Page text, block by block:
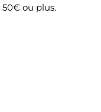
ou plus.